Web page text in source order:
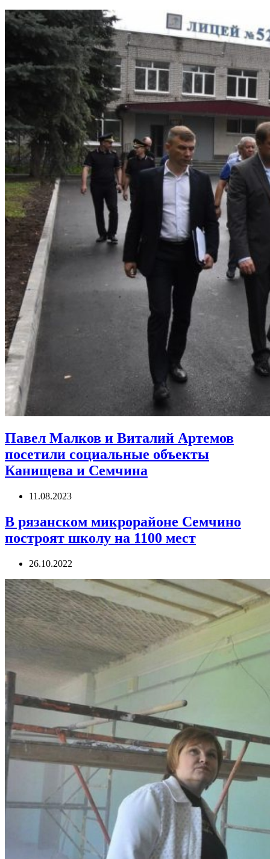
Павел Малков и Виталий Артемов
посетили социальные объекты
Канищева и Семчина
11.08.2023
В рязанском микрорайоне Семчино
построят школу на 1100 мест
26.10.2022